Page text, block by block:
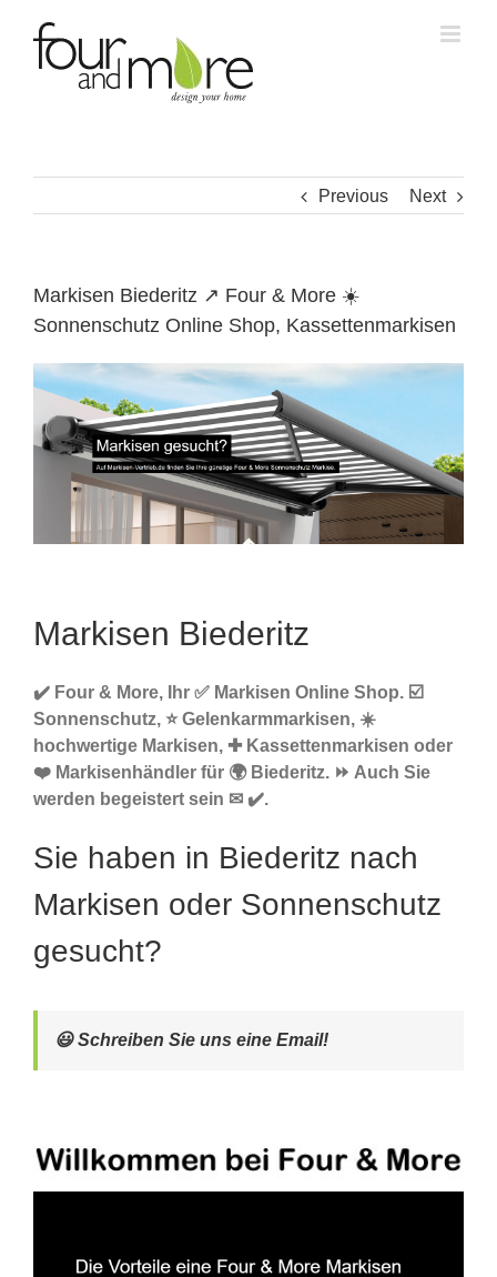
content
Previous Next
Markisen Biederitz ↗️ Four & More ☀️
Sonnenschutz Online Shop, Kassettenmarkisen
Markisen Biederitz
✔️ Four & More, Ihr ✅ Markisen Online Shop. ☑️
Sonnenschutz, ⭐ Gelenkarmmarkisen, ☀️
hochwertige Markisen, ✚ Kassettenmarkisen oder
❤️ Markisenhändler für 🌍 Biederitz. ⏩ Auch Sie
werden begeistert sein ✉ ✔️.
Sie haben in Biederitz nach
Markisen oder Sonnenschutz
gesucht?
😃 Schreiben Sie uns eine Email!